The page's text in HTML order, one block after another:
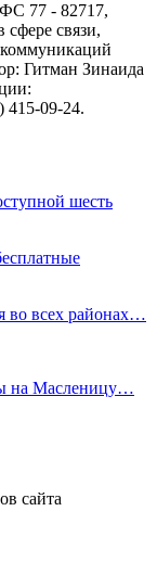
77 - 82717,
связи,
Гитман Зинаида
415-09-24.
шесть
во всех районах…
на Масленицу…
сайта